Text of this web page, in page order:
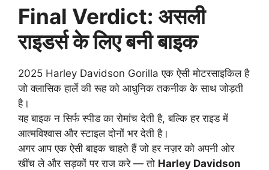
Final Verdict: असली
राइडर्स के लिए बनी बाइक
2025 Harley Davidson Gorilla एक ऐसी मोटरसाइकिल है
जो क्लासिक हार्ले की रूह को आधुनिक तकनीक के साथ जोड़ती
है।
यह बाइक न सिर्फ स्पीड का रोमांच देती है, बल्कि हर राइड में
आत्मविश्वास और स्टाइल दोनों भर देती है।
अगर आप एक ऐसी बाइक चाहते हैं जो हर नज़र को अपनी ओर
खींच ले और सड़कों पर राज करे — तो Harley Davidson